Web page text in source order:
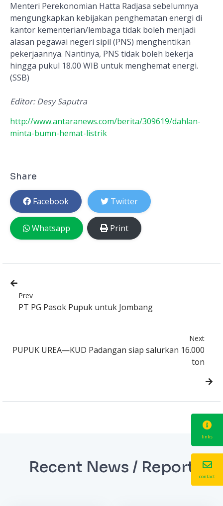
Menteri Perekonomian Hatta Radjasa sebelumnya
mengungkapkan kebijakan penghematan energi di
kantor kementerian/lembaga tidak boleh menjadi
alasan pegawai negeri sipil (PNS) menghentikan
pekerjaannya. Nantinya, PNS tidak boleh bekerja
hingga pukul 18.00 WIB untuk menghemat energi.
(SSB)
Editor: Desy Saputra
http://www.antaranews.com/berita/309619/dahlan-
minta-bumn-hemat-listrik
Share
Facebook Twitter
Whatsapp Print
Prev
PT PG Pasok Pupuk untuk Jombang
Next
PUPUK UREA—KUD Padangan siap salurkan 16.000
ton
Recent News / Report
links
contact